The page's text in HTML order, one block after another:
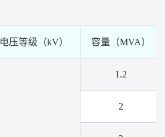
电压等级（kV） 容量（MVA）
1.2
2